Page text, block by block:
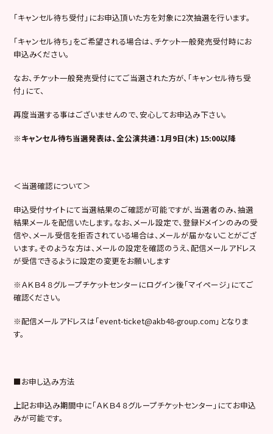
「キャンセル待ち受付」にお申込頂いた方を対象に2次抽選を行います。
「キャンセル待ち」をご希望される場合は、チケット一般発売受付時にお
申込みください。
なお、チケット一般発売受付にてご当選された方が、「キャンセル待ち受
付」にて、
再度当選する事はございませんので、安心してお申込み下さい。
※キャンセル待ち当選発表は、全公演共通：1月9日(木) 15:00以降
＜当選確認について＞
申込受付サイトにて当選結果のご確認が可能ですが、当選者のみ、抽選
結果メールを配信いたします。なお、メール設定で、登録ドメインのみの受
信や、メール受信を拒否されている場合は、メールが届かないことがござ
います。そのような方は、メールの設定を確認のうえ、配信メールアドレス
が受信できるように設定の変更をお願いします
※ＡＫＢ４８グループチケットセンターにログイン後「マイページ」にてご
確認ください。
※配信メールアドレスは「event-ticket@akb48-group.com」となりま
す。
■お申し込み方法
上記お申込み期間中に「ＡＫＢ４８グループチケットセンター」にてお申込
みが可能です。